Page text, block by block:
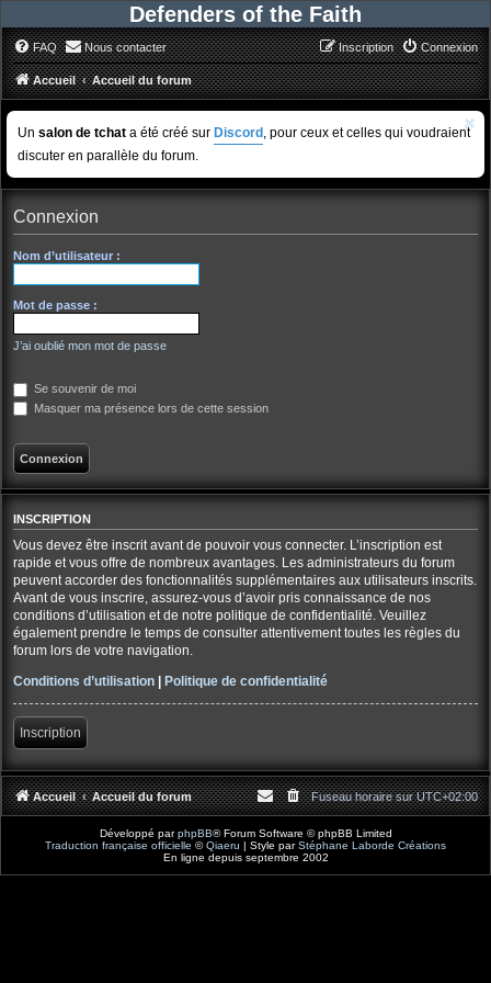
Defenders of the Faith
FAQ Nous contacter Connexion
Inscription
Accueil Accueil du forum
Un salon de tchat a été créé sur Discord , pour ceux et celles qui voudraient
discuter en parallèle du forum.
Connexion
Nom d’utilisateur :
Mot de passe :
J’ai oublié mon mot de passe
Se souvenir de moi
Masquer ma présence lors de cette session
INSCRIPTION
Vous devez être inscrit avant de pouvoir vous connecter. L’inscription est
rapide et vous offre de nombreux avantages. Les administrateurs du forum
peuvent accorder des fonctionnalités supplémentaires aux utilisateurs inscrits.
Avant de vous inscrire, assurez-vous d’avoir pris connaissance de nos
conditions d’utilisation et de notre politique de confidentialité. Veuillez
également prendre le temps de consulter attentivement toutes les règles du
forum lors de votre navigation.
Conditions d’utilisation | Politique de confidentialité
Inscription
Accueil Accueil du forum Fuseau horaire surUTC+02:00
Développé parphpBB® Forum Software © phpBB Limited
Traduction française officielle ©Qiaeru | Style parStéphane Laborde Créations
En ligne depuis septembre 2002